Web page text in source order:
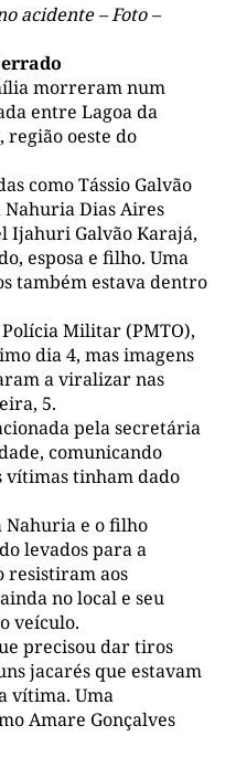
acidente – Foto –
morreram num
entre Lagoa da
região oeste do
como Tássio Galvão
Nahuria Dias Aires
Ijahuri Galvão Karajá,
esposa e filho. Uma
também estava dentro
Militar (PMTO),
dia 4, mas imagens
a viralizar nas
5.
pela secretária
comunicando
vítimas tinham dado
Nahuria e o filho
levados para a
resistiram aos
no local e seu
veículo.
precisou dar tiros
jacarés que estavam
vítima. Uma
Amare Gonçalves